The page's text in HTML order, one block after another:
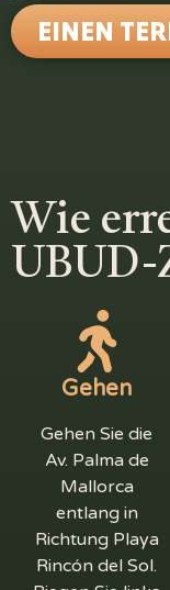
EINEN
Wie
UBUD-
Gehen
Gehen Sie die
Av. Palma de
Mallorca
entlang in
Richtung Playa
Rincón del Sol.